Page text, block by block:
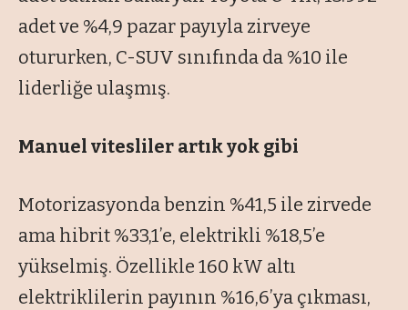
adet ve %4,9 pazar payıyla zirveye
otururken, C-SUV sınıfında da %10 ile
liderliğe ulaşmış.
Manuel vitesliler artık yok gibi
Motorizasyonda benzin %41,5 ile zirvede
ama hibrit %33,1’e, elektrikli %18,5’e
yükselmiş. Özellikle 160 kW altı
elektriklilerin payının %16,6’ya çıkması,